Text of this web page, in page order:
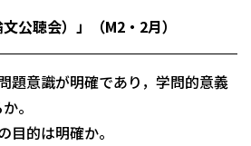
公聴会）」（M2・2月）
識が明確であり，学問的意義
。
的は明確か。